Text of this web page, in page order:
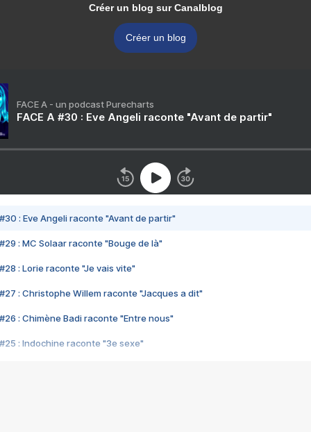
Créer un blog sur Canalblog
Créer un blog
FACE A - un podcast Purecharts
FACE A #30 : Eve Angeli raconte "Avant de partir"
#30 : Eve Angeli raconte "Avant de partir"
#29 : MC Solaar raconte "Bouge de là"
#28 : Lorie raconte "Je vais vite"
#27 : Christophe Willem raconte "Jacques a dit"
#26 : Chimène Badi raconte "Entre nous"
#25 : Indochine raconte "3e sexe"